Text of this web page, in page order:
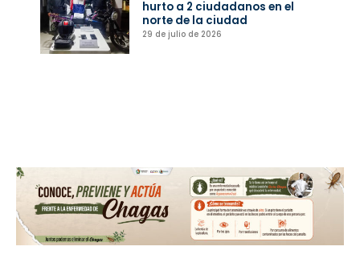
hurto a 2 ciudadanos en el
norte de la ciudad
29 de julio de 2026